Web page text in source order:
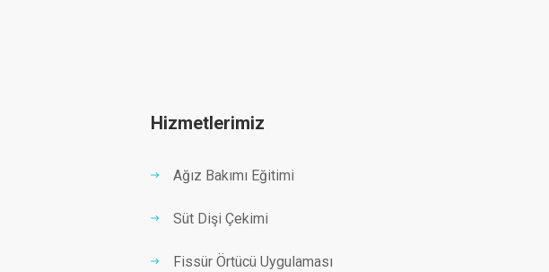
Hizmetlerimiz
Ağız Bakımı Eğitimi
Süt Dişi Çekimi
Fissür Örtücü Uygulaması